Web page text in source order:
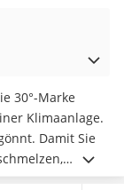
30°-Marke
Klimaanlage.
Damit Sie
Brise sorgen.